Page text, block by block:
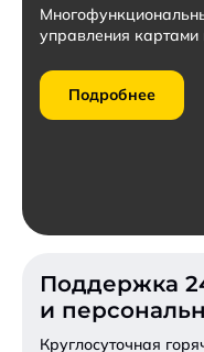
Запросить
управления
Подробнее
Поддержка
и
Круглосуточная